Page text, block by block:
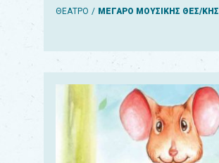
ΘΕΑΤΡΟ ΜΕΓΑΡΟ ΜΟΥΣΙΚΗΣ ΘΕΣ/ΚΗΣ